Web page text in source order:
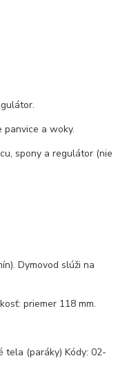
panvice a woky.
spony a regulátor (nie
Dymovod slúži na
priemer 118 mm.
tela (paráky) Kódy: 02-